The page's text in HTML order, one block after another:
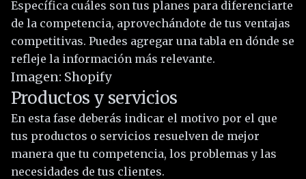
Específica cuáles son tus planes para diferenciarte
de la competencia, aprovechándote de tus ventajas
competitivas. Puedes agregar una tabla en dónde se
refleje la información más relevante.
Imagen: Shopify
Productos y servicios
En esta fase deberás indicar el motivo por el que
tus productos o servicios resuelven de mejor
manera que tu competencia, los problemas y las
necesidades de tus clientes.